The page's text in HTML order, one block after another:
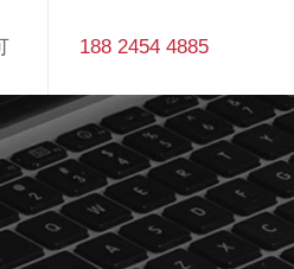
188 2454 4885